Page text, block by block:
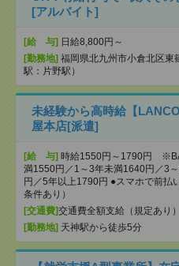
[アルバイト]
[給 与] 日給8,800円～
[勤務地] 福岡県北九州市小倉北区東
駅：片野駅）
未経験から高時給【
屋本店[派遣]
[給 与] 時給1550円～1790円
満1550円／1～3年未満1640円／3
円／5年以上1790円 ●スマホで前払
条件あり）
[交通費]交通費全額支給（規定あり）
[勤務地] 天神駅から徒歩5分